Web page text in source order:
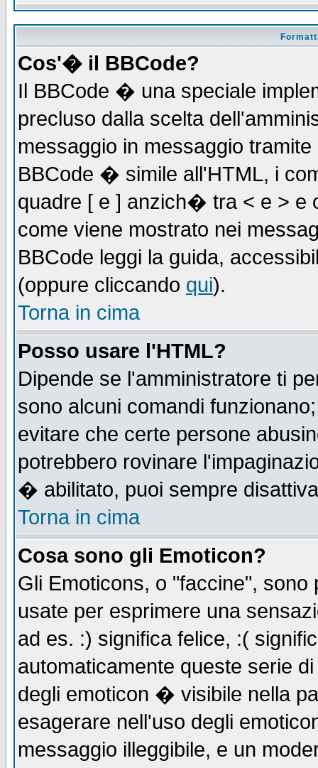
Cos'� il BBCode?
Il BBCode � una speciale
precluso dalla scelta
messaggio in messaggio
BBCode � simile all'HTML, i
quadre [ e ] anzich� tra < e > e
come viene mostrato nei
BBCode leggi la guida,
(oppure cliccando qui).
Torna in cima
Posso usare l'HTML?
Dipende se l'amministratore ti
sono alcuni comandi
evitare che certe persone
potrebbero rovinare
� abilitato, puoi sempre
Torna in cima
Cosa sono gli Emoticon?
Gli Emoticons, o "faccine",
usate per esprimere una
ad es. :) significa felice, :(
automaticamente queste serie
degli emoticon � visibile nella
esagerare nell'uso degli
messaggio illeggibile, e un